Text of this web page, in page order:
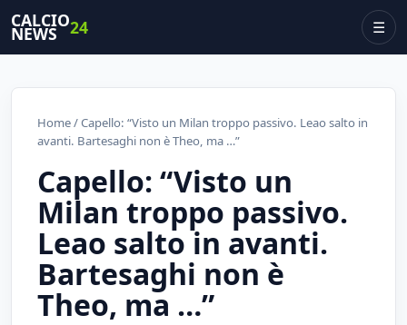
CALCIO
NEWS 24 ☰
Home/ Capello: “Visto un Milan troppo passivo. Leao salto in
avanti. Bartesaghi non è Theo, ma …”
Capello: “Visto un
Milan troppo passivo.
Leao salto in avanti.
Bartesaghi non è
Theo, ma …”